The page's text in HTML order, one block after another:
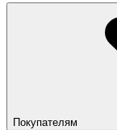
Покупателям